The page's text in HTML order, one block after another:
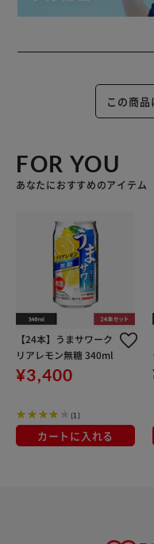
この商
FOR YOU
あなたにおすすめのアイテム
【24本】うまサワーク
リアレモン無糖 340ml
¥3,400
(1)
カートに入れる